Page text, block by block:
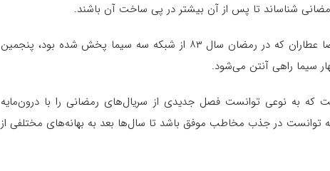
شناساند تا پس از آن بیشتر در پی ساخت آن باشند.
به گزارش ایسنا، سریال «خانه به دوش» به کارگردانی رضا عطاران که در رمضان سال ۸۳ از شبکه سه سیما پخش شده بود، پنجمین
سیما راهی آنتن می‌شود.
که به نوعی توانست فصل جدیدی از سریال‌های رمضانی را با درون‌مایه
که توانست در جذب مخاطب موفق باشد تا سال‌ها بعد به بهانه‌های مختلفی از